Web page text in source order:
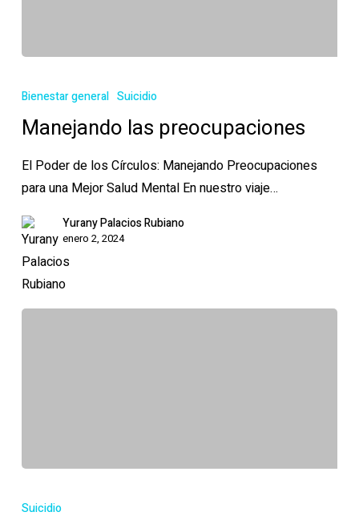
las
Bienestar general Suicidio
Manejando las preocupaciones
El Poder de los Círculos: Manejando Preocupaciones
para una Mejor Salud Mental En nuestro viaje…
Yurany Palacios Rubiano
enero 2, 2024
y
Suicidio